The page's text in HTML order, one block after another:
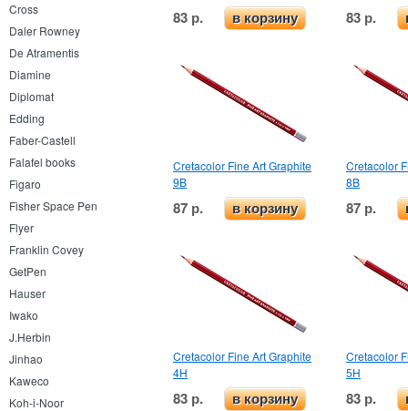
Cross
Daler Rowney
De Atramentis
Diamine
Diplomat
Edding
Faber-Castell
Falafel books
Figaro
Fisher Space Pen
Flyer
Franklin Covey
GetPen
Hauser
Iwako
J.Herbin
Jinhao
Kaweco
Koh-i-Noor
83 р. в корзину 83 р.
Cretacolor Fine Art Graphite
9B
87 р. в корзину
Cretacolor
8B
87 р.
Cretacolor Fine Art Graphite
4H
83 р. в корзину
Cretacolor
5H
83 р.